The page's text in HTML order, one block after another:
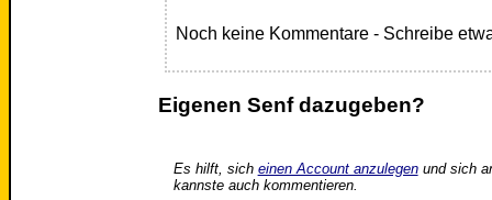
Noch keine Kommentare - Schreibe
Eigenen Senf dazugeben?
Es hilft, sich einen Account anzulegenund sich
kannste auch kommentieren.